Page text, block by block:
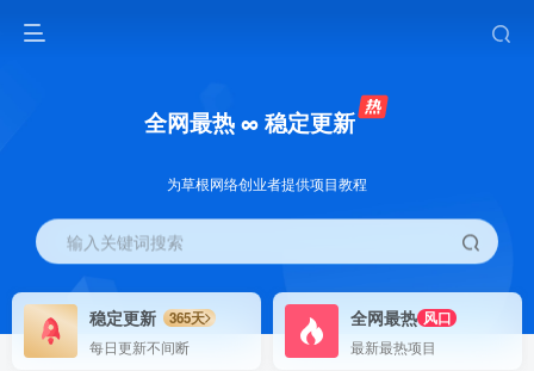
全网最热 ∞ 稳定更新
为草根网络创业者提供项目教程
输入关键词搜索
稳定更新
365天
每日更新不间断
全网最热 风口
最新最热项目